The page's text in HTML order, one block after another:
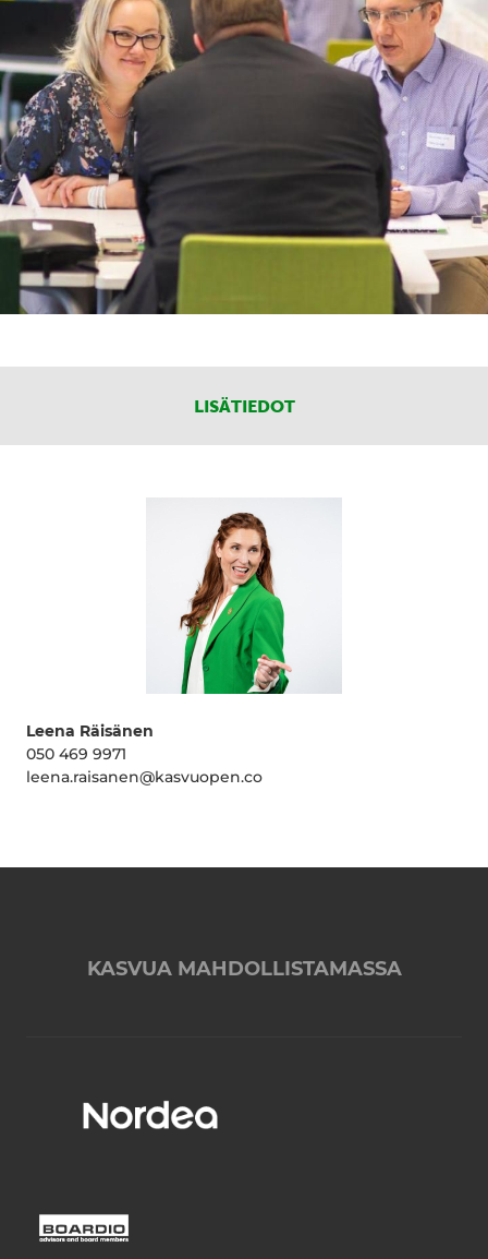
LISÄTIEDOT
Leena Räisänen
050 469 9971
leena.raisanen@kasvuopen.co
KASVUA MAHDOLLISTAMASSA